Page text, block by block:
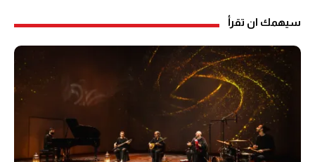
سيهمك ان تقرأ